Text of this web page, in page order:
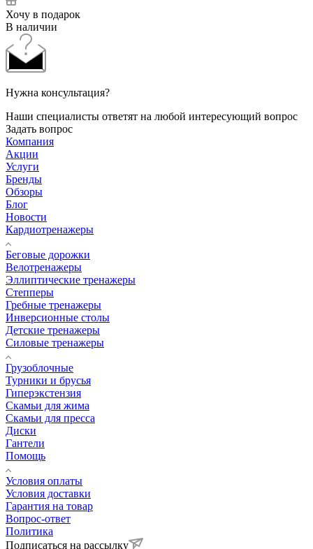
Хочу в подарок
В наличии
Нужна консультация?
Наши специалисты ответят на любой интересующий вопрос
Задать вопрос
Компания
Акции
Услуги
Бренды
Обзоры
Блог
Новости
Кардиотренажеры
Беговые дорожки
Велотренажеры
Эллиптические тренажеры
Степперы
Гребные тренажеры
Инверсионные столы
Детские тренажеры
Силовые тренажеры
Грузоблочные
Турники и брусья
Гиперэкстензия
Скамьи для жима
Скамьи для пресса
Диски
Гантели
Помощь
Условия оплаты
Условия доставки
Гарантия на товар
Вопрос-ответ
Политика
Подписаться на рассылку